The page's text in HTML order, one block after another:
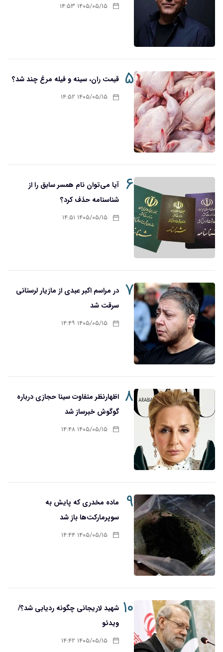
۱۴۰۵/۰۵/۱۵ ۱۴:۵۳
۵ قیمت ران، سینه و فیله مرغ چند شد؟
۱۴۰۵/۰۵/۱۵ ۱۴:۵۲
۶
آیا می‌توان نام همسر سابق را از
شناسنامه حذف کرد؟
۱۴۰۵/۰۵/۱۵ ۱۴:۵۱
۷ در مراسم اکبر عبدی از مازیار لرستانی
سرقت شد
۱۴۰۵/۰۵/۱۵ ۱۴:۴۹
۸ اظهارنظر متفاوت سینا حجازی درباره
گوگوش خبرساز شد
۱۴۰۵/۰۵/۱۵ ۱۴:۴۸
۹
ماده مخدری که پایش به
سوپرمارکت‌ها باز شد
۱۴۰۵/۰۵/۱۵ ۱۴:۴۴
۱۰ شهید لاریجانی چگونه ردیابی شد؟/
ویدئو
۱۴۰۵/۰۵/۱۵ ۱۴:۴۲